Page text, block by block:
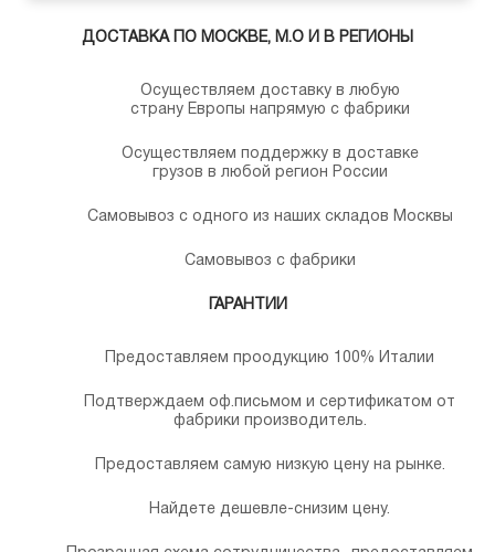
ДОСТАВКА ПО МОСКВЕ, М.О И В РЕГИОНЫ
Осуществляем доставку в любую
страну Европы напрямую с фабрики
Осуществляем поддержку в доставке
грузов в любой регион России
Самовывоз с одного из наших складов Москвы
Самовывоз с фабрики
ГАРАНТИИ
Предоставляем проодукцию 100% Италии
Подтверждаем оф.письмом и сертификатом от
фабрики производитель.
Предоставляем самую низкую цену на рынке.
Найдете дешевле-снизим цену.